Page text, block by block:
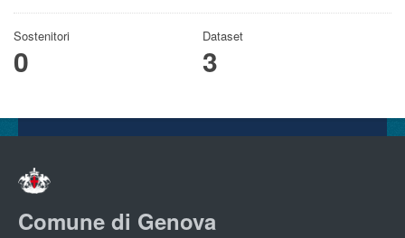
Sostenitori
0
Dataset
3
Comune di Genova